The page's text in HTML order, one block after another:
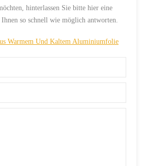
hinterlassen Sie bitte hier eine
so schnell wie möglich antworten.
Warmem Und Kaltem Aluminiumfolie